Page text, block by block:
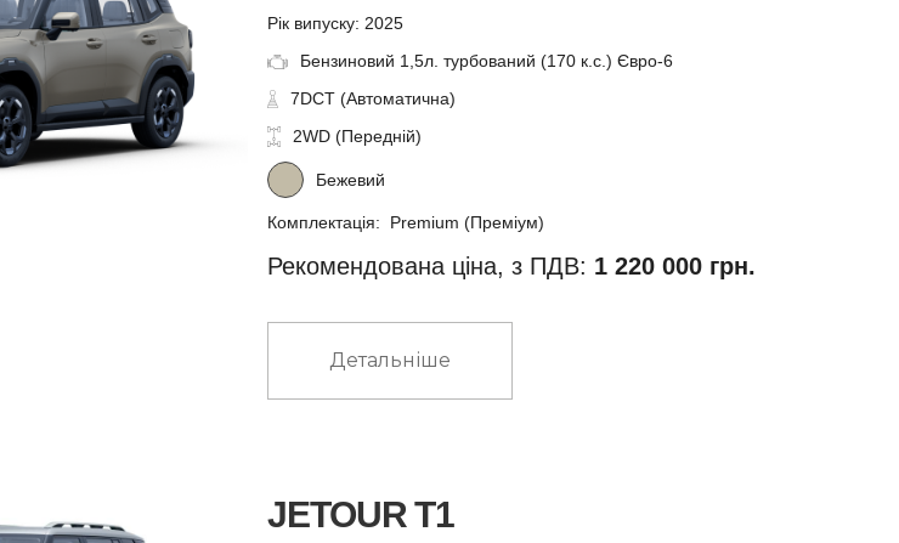
Рік випуску: 2025
Бензиновий 1,5л. турбований (170 к.с.) Євро-6
7DCT (Автоматична)
2WD (Передній)
Бежевий
Комплектація: Premium (Преміум)
Рекомендована ціна, з ПДВ: 1 220 000 грн.
Детальніше
JETOUR T1